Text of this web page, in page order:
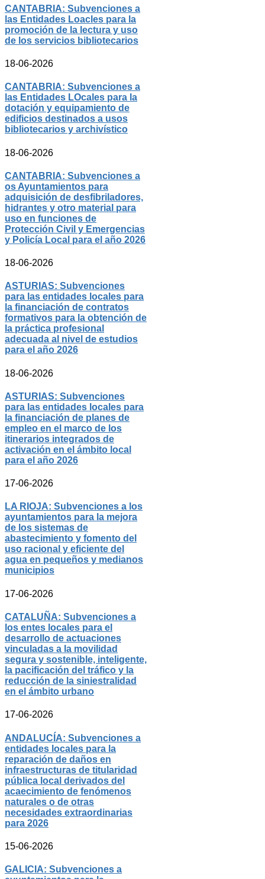
CANTABRIA: Subvenciones a
las Entidades Loacles para la
promoción de la lectura y uso
de los servicios bibliotecarios
18-06-2026
CANTABRIA: Subvenciones a
las Entidades LOcales para la
dotación y equipamiento de
edificios destinados a usos
bibliotecarios y archivístico
18-06-2026
CANTABRIA: Subvenciones a
os Ayuntamientos para
adquisición de desfibriladores,
hidrantes y otro material para
uso en funciones de
Protección Civil y Emergencias
y Policía Local para el año 2026
18-06-2026
ASTURIAS: Subvenciones
para las entidades locales para
la financiación de contratos
formativos para la obtención de
la práctica profesional
adecuada al nivel de estudios
para el año 2026
18-06-2026
ASTURIAS: Subvenciones
para las entidades locales para
la financiación de planes de
empleo en el marco de los
itinerarios integrados de
activación en el ámbito local
para el año 2026
17-06-2026
LA RIOJA: Subvenciones a los
ayuntamientos para la mejora
de los sistemas de
abastecimiento y fomento del
uso racional y eficiente del
agua en pequeños y medianos
municipios
17-06-2026
CATALUÑA: Subvenciones a
los entes locales para el
desarrollo de actuaciones
vinculadas a la movilidad
segura y sostenible, inteligente,
la pacificación del tráfico y la
reducción de la siniestralidad
en el ámbito urbano
17-06-2026
ANDALUCÍA: Subvenciones a
entidades locales para la
reparación de daños en
infraestructuras de titularidad
pública local derivados del
acaecimiento de fenómenos
naturales o de otras
necesidades extraordinarias
para 2026
15-06-2026
GALICIA: Subvenciones a